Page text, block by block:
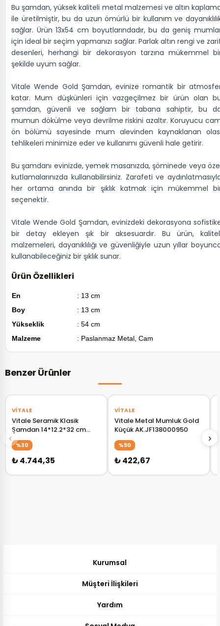
Bu şamdan, yüksek kaliteli metal malzemesi ve altın
ile üretilmiştir, bu da uzun ömürlü bir kullanım ve
sağlar. Ürün 13x54 cm boyutlarındadır, bu da geniş
için ideal bir seçim yapmanızı sağlar. Parlak altın rengi ve
desenleri, herhangi bir dekorasyon tarzına mükemmel
şekilde uyum sağlar.
Vitale Wende Gold Şamdan, evinize romantik bir
katar. Mum düşkünleri için vazgeçilmez bir ürün olan
şamdan, güvenli ve sağlam bir tabana sahiptir, bu
mumun dökülme veya devrilme riskini azaltır. Koruyucu
ön bölümü sayesinde mum alevinden kaynaklanan
tehlikeleri minimize eder ve kullanımı güvenli hale getirir.
Bu şamdanı evinizde, yemek masanızda, şöminede veya
kutlamalarınızda kullanabilirsiniz. Zarafeti ve
her ortama anında bir şıklık katmak için mükemmel
seçenektir.
Vitale Wende Gold Şamdan, evinizdeki dekorasyona
bir detay ekleyen şık bir aksesuardır. Bu ürün,
malzemeleri, dayanıklılığı ve güvenliğiyle uzun yıllar
kullanabileceğiniz bir şıklık sunar.
Ürün Özellikleri
En
: 13 cm
Boy
: 13 cm
Yükseklik
: 54 cm
Malzeme
: Paslanmaz Metal, Cam
Benzer Ürünler
‹ ›
VITALE
Vitale Seramik Klasik
Şamdan 14*12.2*32 cm
AK.KD0077
%30
₺ 4.744,35
VITALE
Vitale Metal Mumluk Gold
Küçük AK.JF138000950
%50
₺ 422,67
Kurumsal
Müşteri İlişkileri
Yardım